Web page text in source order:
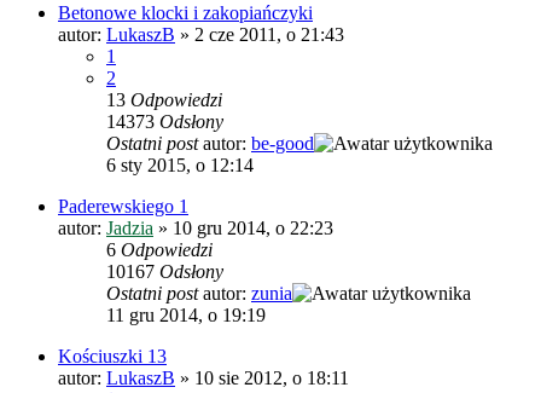
Betonowe klocki i zakopiańczyki
autor: LukaszB » 2 cze 2011, o 21:43
1
2
13 Odpowiedzi
14373 Odsłony
Ostatni postautor: be-good
6 sty 2015, o 12:14
Paderewskiego 1
autor: Jadzia » 10 gru 2014, o 22:23
6 Odpowiedzi
10167 Odsłony
Ostatni postautor: zunia
11 gru 2014, o 19:19
Kościuszki 13
autor: LukaszB » 10 sie 2012, o 18:11